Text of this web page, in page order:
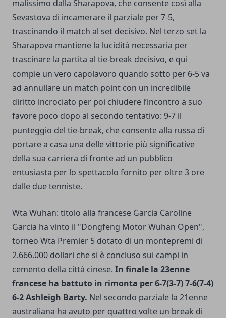
malissimo dalla Sharapova, che consente così alla
Sevastova di incamerare il parziale per 7-5,
trascinando il match al set decisivo. Nel terzo set la
Sharapova mantiene la lucidità necessaria per
trascinare la partita al tie-break decisivo, e qui
compie un vero capolavoro quando sotto per 6-5 va
ad annullare un match point con un incredibile
diritto incrociato per poi chiudere l’incontro a suo
favore poco dopo al secondo tentativo: 9-7 il
punteggio del tie-break, che consente alla russa di
portare a casa una delle vittorie più significative
della sua carriera di fronte ad un pubblico
entusiasta per lo spettacolo fornito per oltre 3 ore
dalle due tenniste.
Wta Wuhan: titolo alla francese Garcia Caroline
Garcia ha vinto il "Dongfeng Motor Wuhan Open",
torneo Wta Premier 5 dotato di un montepremi di
2.666.000 dollari che si è concluso sui campi in
cemento della città cinese. In finale la 23enne
francese ha battuto in rimonta per 6-7(3-7) 7-6(7-4)
6-2 Ashleigh Barty. Nel secondo parziale la 21enne
australiana ha avuto per quattro volte un break di